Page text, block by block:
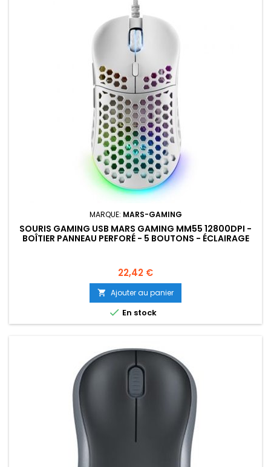
MARQUE: MARS-GAMING
SOURIS GAMING USB MARS GAMING MM55 12800DPI -
BOÎTIER PANNEAU PERFORÉ - 5 BOUTONS - ÉCLAIRAGE
Prix
22,42 €
 Ajouter au panier
 En stock